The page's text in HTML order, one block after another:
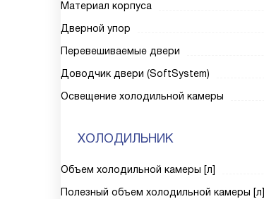
Материал корпуса
Дверной упор
Перевешиваемые двери
Доводчик двери (SoftSystem)
Освещение холодильной камеры
ХОЛОДИЛЬНИК
Объем холодильной камеры [л]
Полезный объем холодильной камеры [л]